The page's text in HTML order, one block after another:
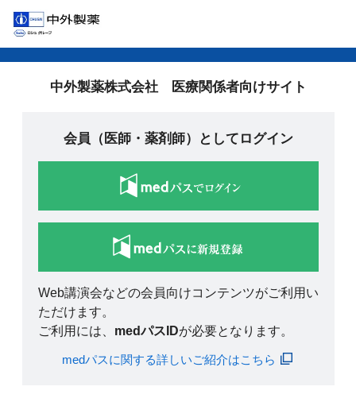
中外製薬株式会社 医療関係者向けサイト
会員（医師・薬剤師）としてログイン
Web講演会などの会員向けコンテンツがご利用い
ただけます。
ご利用には、 medパスIDが必要となります。
medパスに関する詳しいご紹介はこちら